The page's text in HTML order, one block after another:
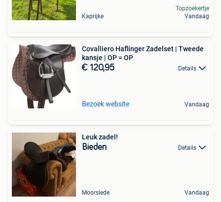
Kaprijke
Topzoekertje
Vandaag
Covalliero Haflinger Zadelset | Tweede
kansje | OP = OP
€ 120,95 Details
Bezoek website Vandaag
Leuk zadel!
Bieden Details
Moorslede Vandaag